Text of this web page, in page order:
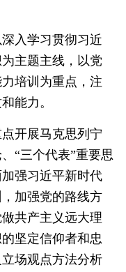
学习贯彻习近
主题主线，以党
培训为重点，注
能力。
展马克思列宁
“三个代表”重要思
强习近平新时代
加强党的路线方
共产主义远大理
坚定信仰者和忠
场观点方法分析